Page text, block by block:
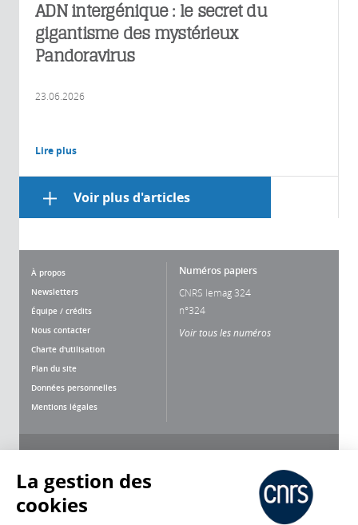
ADN intergénique : le secret du
gigantisme des mystérieux
Pandoravirus
23.06.2026
Lire plus
Voir plus d'articles
À propos
Newsletters
Équipe / crédits
Nous contacter
Charte d'utilisation
Plan du site
Données personnelles
Mentions légales
Numéros papiers
CNRS lemag 324
n°324
Voir tous les numéros
La gestion des
cookies